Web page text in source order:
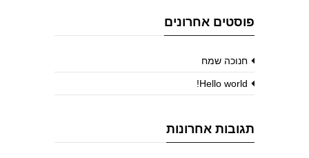
פוסטים אחרונים
חנוכה שמח
Hello world!
תגובות אחרונות